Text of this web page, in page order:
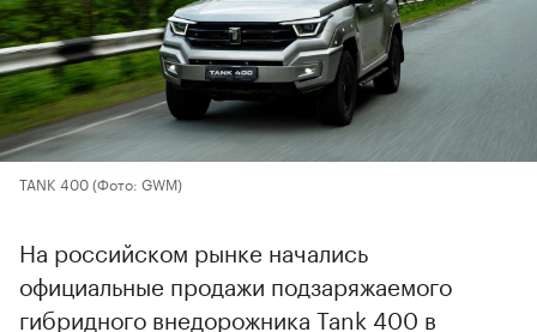
TANK 400(Фото: GWM)
На российском рынке начались
официальные продажи подзаряжаемого
гибридного внедорожника Tank 400 в